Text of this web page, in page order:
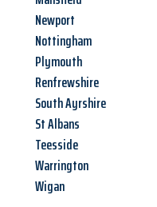
Newport
Nottingham
Plymouth
Renfrewshire
South Ayrshire
St Albans
Teesside
Warrington
Wigan